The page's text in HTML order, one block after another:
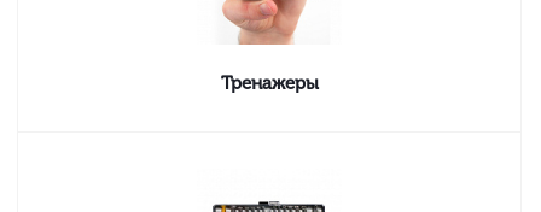
Тренажеры